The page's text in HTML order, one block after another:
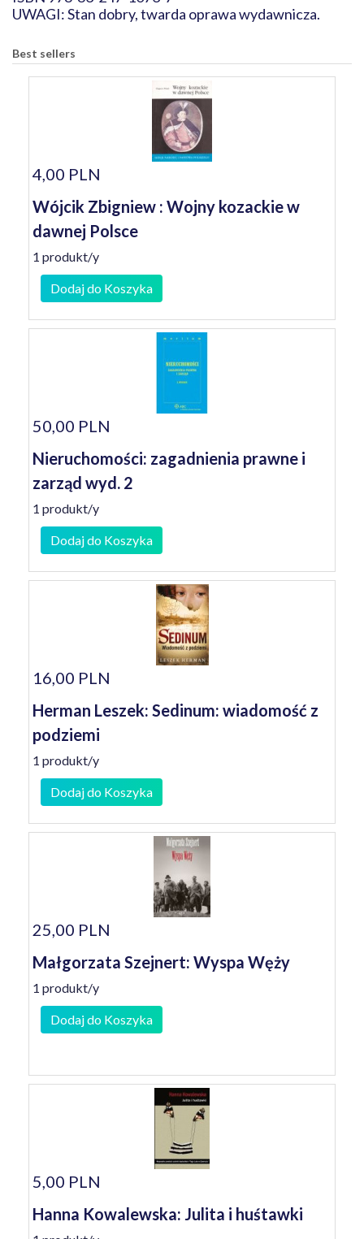
UWAGI: Stan dobry, twarda oprawa wydawnicza.
Best sellers
4,00 PLN
Wójcik Zbigniew : Wojny kozackie w
dawnej Polsce
1 produkt/y
Dodaj do Koszyka
50,00 PLN
Nieruchomości: zagadnienia prawne i
zarząd wyd. 2
1 produkt/y
Dodaj do Koszyka
16,00 PLN
Herman Leszek: Sedinum: wiadomość z
podziemi
1 produkt/y
Dodaj do Koszyka
25,00 PLN
Małgorzata Szejnert: Wyspa Węży
1 produkt/y
Dodaj do Koszyka
5,00 PLN
Hanna Kowalewska: Julita i huśtawki